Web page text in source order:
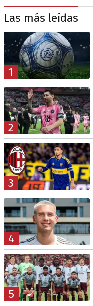
Las más leídas
1
2
3
4
5